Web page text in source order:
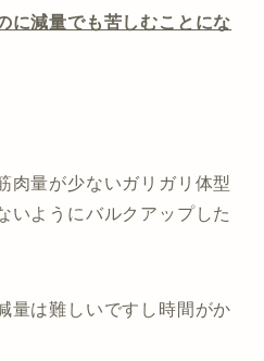
に減量でも苦しむことにな
肉量が少ないガリガリ体型
いようにバルクアップした
量は難しいですし時間がか